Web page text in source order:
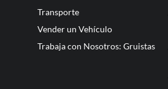
Transporte
Vender un Vehículo
Trabaja con Nosotros: Gruistas